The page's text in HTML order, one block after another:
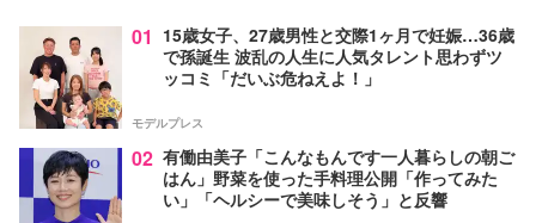
01 15歳女子、27歳男性と交際1ヶ月で妊娠…36歳
で孫誕生 波乱の人生に人気タレント思わずツ
ッコミ「だいぶ危ねえよ！」
モデルプレス
02 有働由美子「こんなもんです一人暮らしの朝ご
はん」野菜を使った手料理公開「作ってみた
い」「ヘルシーで美味しそう」と反響